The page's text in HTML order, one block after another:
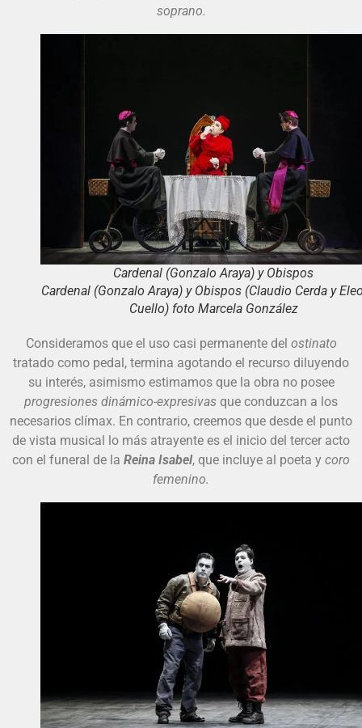
soprano.
Cardenal (Gonzalo Araya) y Obispos
Cardenal (Gonzalo Araya) y Obispos (Claudio Cerda y
Cuello) foto Marcela González
Consideramos que el uso casi permanente del ostinato
tratado como pedal, termina agotando el recurso diluyendo
su interés, asimismo estimamos que la obra no posee
progresiones dinámico-expresivas que conduzcan a los
necesarios clímax. En contrario, creemos que desde el punto
de vista musical lo más atrayente es el inicio del tercer acto
con el funeral de la Reina Isabel, que incluye al poeta y coro
femenino.